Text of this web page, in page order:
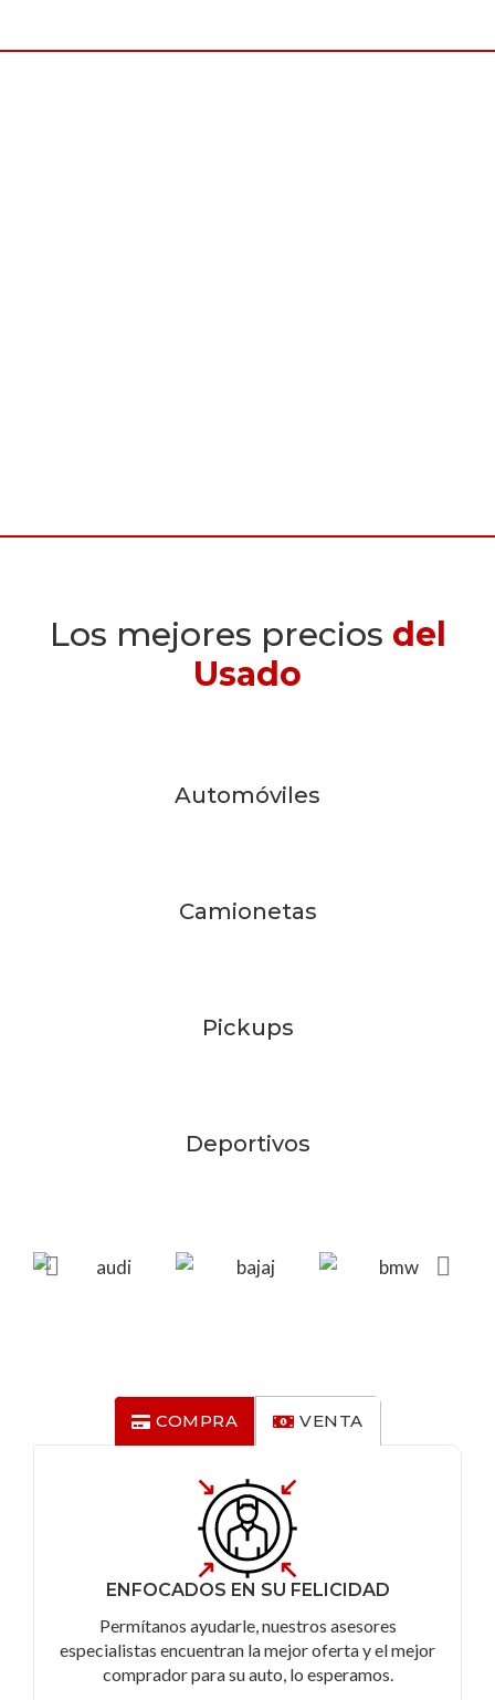
Los mejores precios del
Usado
Automóviles
Camionetas
Pickups
Deportivos
COMPRA VENTA
ENFOCADOS EN SU FELICIDAD
Permítanos ayudarle, nuestros asesores
especialistas encuentran la mejor oferta y el mejor
comprador para su auto, lo esperamos.